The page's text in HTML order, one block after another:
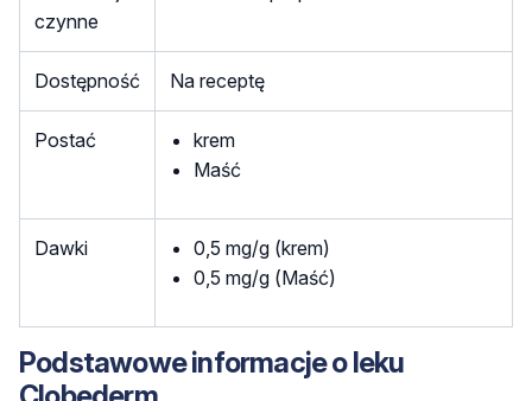
czynne
Dostępność Na receptę
Postać
krem
Maść
Dawki
0,5 mg/g (krem)
0,5 mg/g (Maść)
Podstawowe informacje o leku